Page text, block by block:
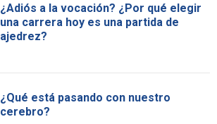
¿Adiós a la vocación? ¿Por qué elegir
una carrera hoy es una partida de
ajedrez?
¿Qué está pasando con nuestro
cerebro?